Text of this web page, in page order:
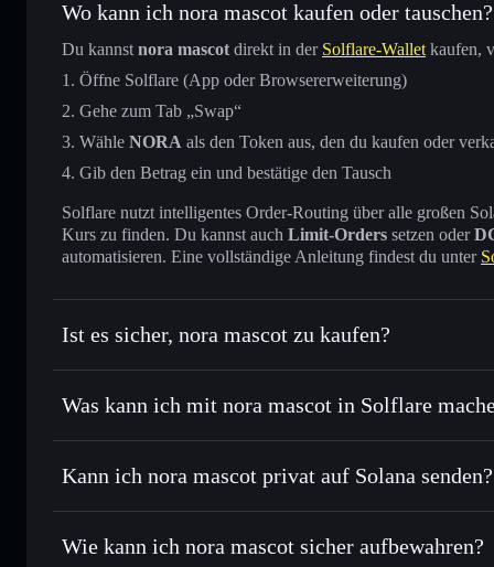
Wo kann ich nora mascot kaufen oder tauschen?
Du kannst nora mascot direkt in der Solflare-Wallet kaufen,
Öffne Solflare (App oder Browsererweiterung)
Gehe zum Tab „Swap“
Wähle NORA als den Token aus, den du kaufen oder
Gib den Betrag ein und bestätige den Tausch
Solflare nutzt intelligentes Order-Routing über alle großen
Kurs zu finden. Du kannst auch Limit-Orders setzen oder
automatisieren. Eine vollständige Anleitung findest du unter
Ist es sicher, nora mascot zu kaufen?
nora mascot nicht verifiziert
Was kann ich mit nora mascot in Solflare
nora mascot
Solflare-Wallet
Sofort tauschen– handle NORA gegen SOL, USDC oder
Durchschnittskosteneffekt nutzen– Schritt für Schritt per
Kann ich nora mascot privat auf Solana senden?
Privacy
Wie kann ich nora mascot sicher aufbewahren?